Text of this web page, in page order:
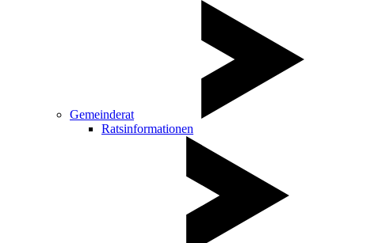
Gemeinderat
Ratsinformationen